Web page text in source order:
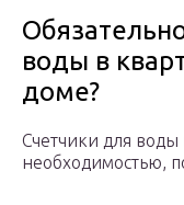
воды в
доме?
Счетчики для воды
необходимостью,